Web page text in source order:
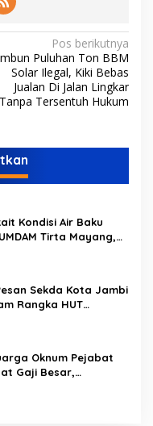
Pos berikutnya
Puluhan Ton BBM
Solar Ilegal, Kiki Bebas
Jualan Di Jalan Lingkar
Tanpa Tersentuh Hukum
Kondisi Air Baku
Tirta Mayang,
Sekda Kota Jambi
Rangka HUT
Oknum Pejabat
Gaji Besar,